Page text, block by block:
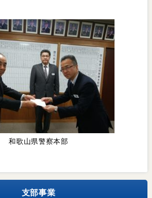
和歌山県警察本部
支部事業